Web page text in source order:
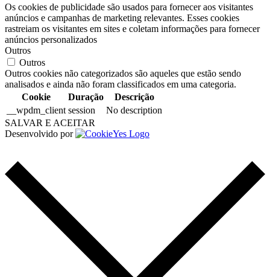
Os cookies de publicidade são usados para fornecer aos visitantes
anúncios e campanhas de marketing relevantes. Esses cookies
rastreiam os visitantes em sites e coletam informações para fornecer
anúncios personalizados
Outros
Outros
Outros cookies não categorizados são aqueles que estão sendo
analisados e ainda não foram classificados em uma categoria.
Cookie
Duração
Descrição
__wpdm_client session
No description
SALVAR E ACEITAR
Desenvolvido por